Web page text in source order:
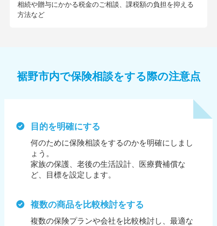
相続や贈与にかかる税⾦のご相談、課税額の負担を抑える
⽅法など
裾野市内で保険相談をする際の注意点
目的を明確にする
何のために保険相談をするのかを明確にしまし
ょう。
家族の保護、老後の生活設計、医療費補償な
ど、目標を設定します。
複数の商品を比較検討をする
複数の保険プランや会社を比較検討し、最適な